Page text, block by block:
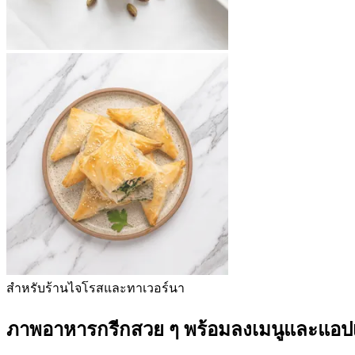
สำหรับร้านไจโรสและทาเวอร์นา
ภาพอาหารกรีกสวย ๆ พร้อมลงเมนูและแอป